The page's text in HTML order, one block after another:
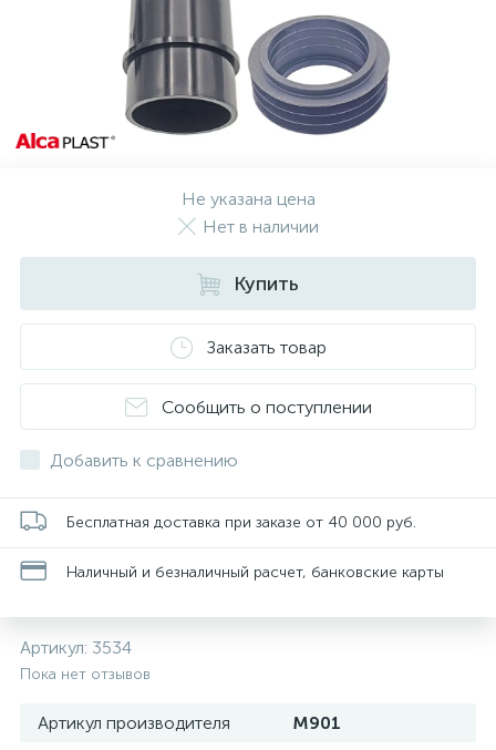
Не указана цена
Нет в наличии
Купить
Заказать товар
Сообщить о поступлении
Добавить к сравнению
Бесплатная доставка при заказе от 40 000 руб.
Наличный и безналичный расчет, банковские карты
Артикул: 3534
Пока нет отзывов
Артикул производителя
M901